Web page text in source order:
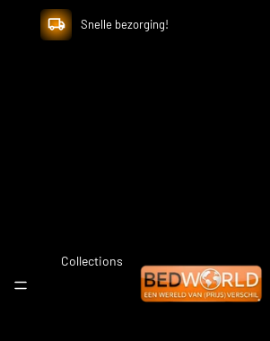
Snelle bezorging!
Collections